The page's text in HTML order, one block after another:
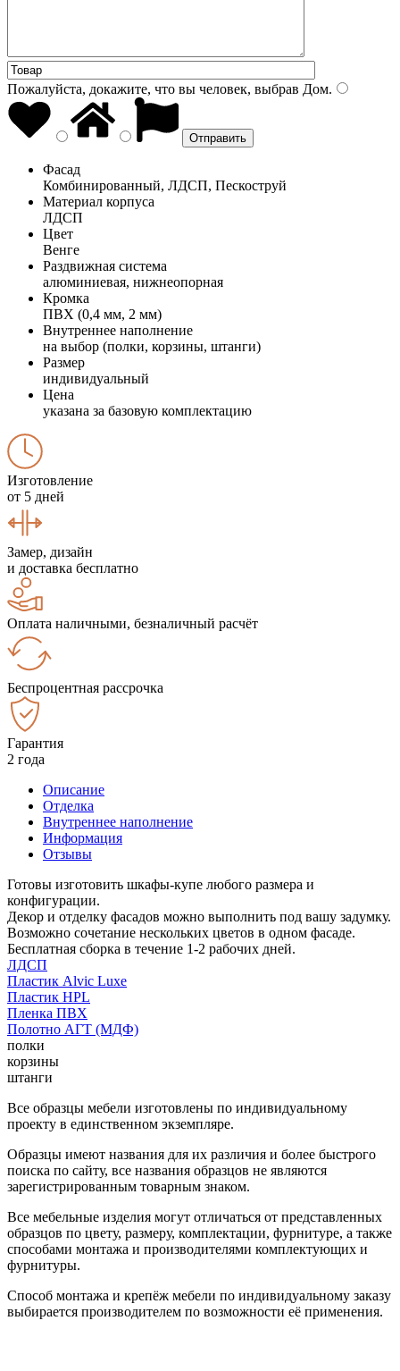
Пожалуйста, докажите, что вы человек, выбрав Дом.
Фасад
Комбинированный, ЛДСП, Пескоструй
Материал корпуса
ЛДСП
Цвет
Венге
Раздвижная система
алюминиевая, нижнеопорная
Кромка
ПВХ (0,4 мм, 2 мм)
Внутреннее наполнение
на выбор (полки, корзины, штанги)
Размер
индивидуальный
Цена
указана за базовую комплектацию
Изготовление
от 5 дней
Замер, дизайн
и доставка бесплатно
Оплата наличными, безналичный расчёт
Беспроцентная рассрочка
Гарантия
2 года
Описание
Отделка
Внутреннее наполнение
Информация
Отзывы
Готовы изготовить шкафы-купе любого размера и
конфигурации.
Декор и отделку фасадов можно выполнить под вашу задумку.
Возможно сочетание нескольких цветов в одном фасаде.
Бесплатная сборка в течение 1-2 рабочих дней.
ЛДСП
Пластик Alvic Luxe
Пластик HPL
Пленка ПВХ
Полотно АГТ (МДФ)
полки
корзины
штанги
Все образцы мебели изготовлены по индивидуальному
проекту в единственном экземпляре.
Образцы имеют названия для их различия и более быстрого
поиска по сайту, все названия образцов не являются
зарегистрированным товарным знаком.
Все мебельные изделия могут отличаться от представленных
образцов по цвету, размеру, комплектации, фурнитуре, а также
способами монтажа и производителями комплектующих и
фурнитуры.
Способ монтажа и крепёж мебели по индивидуальному заказу
выбирается производителем по возможности её применения.